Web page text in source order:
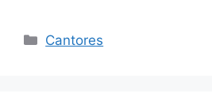
Categories
Cantores